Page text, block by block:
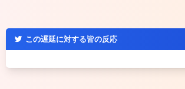
この遅延に対する皆の反応